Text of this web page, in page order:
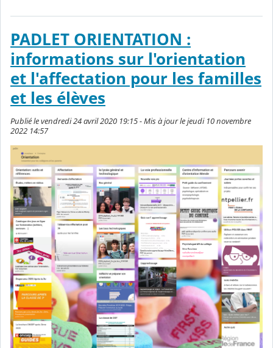
PADLET ORIENTATION :
informations sur l'orientation
et l'affectation pour les familles
et les élèves
Publié le vendredi 24 avril 2020 19:15 - Mis à jour le jeudi 10 novembre
2022 14:57